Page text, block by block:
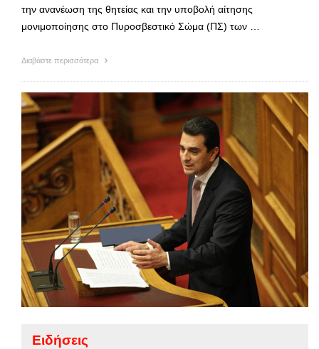
την ανανέωση της θητείας και την υποβολή αίτησης
μονιμοποίησης στο Πυροσβεστικό Σώμα (ΠΣ) των …
Διαβάστε περισσότερα
Ειδήσεις